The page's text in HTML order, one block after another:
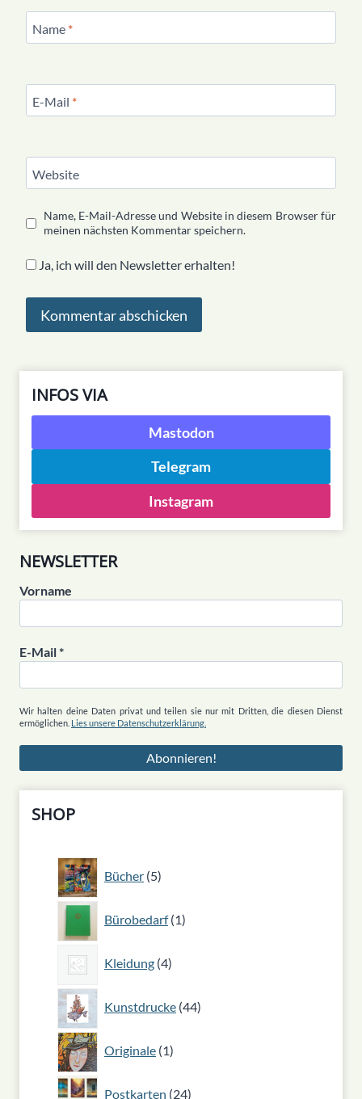
Name *
E-Mail *
Website
Name, E-Mail-Adresse und Website in diesem Browser für
meinen nächsten Kommentar speichern.
Ja, ich will den Newsletter erhalten!
INFOS VIA
Mastodon
Telegram
Instagram
NEWSLETTER
Vorname
E-Mail*
Wir halten deine Daten privat und teilen sie nur mit Dritten, die diesen Dienst
ermöglichen. Lies unsere Datenschutzerklärung.
SHOP
Bücher 5
5
Produkte
Bürobedarf 1
1
Produkt
Kleidung 4
4
Produkte
Kunstdrucke 44
44
Produkte
Originale 1
1
Produkt
Postkarten 24
24